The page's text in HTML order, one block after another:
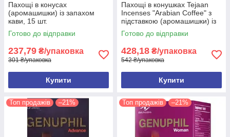
Пахощі в конусах
(аромашишки) із запахом
кави, 15 шт.
Готово до відправки
237,79 ₴/упаковка
301 ₴/упаковка
Купити
Пахощі в конушках Tejaan
Incenses "Arabian Coffee" з
підставкою (аромашишки) із
запахом кави, 10 шт.
Готово до відправки
428,18 ₴/упаковка
542 ₴/упаковка
Купити
Топ продажів –21% Топ продажів –21%